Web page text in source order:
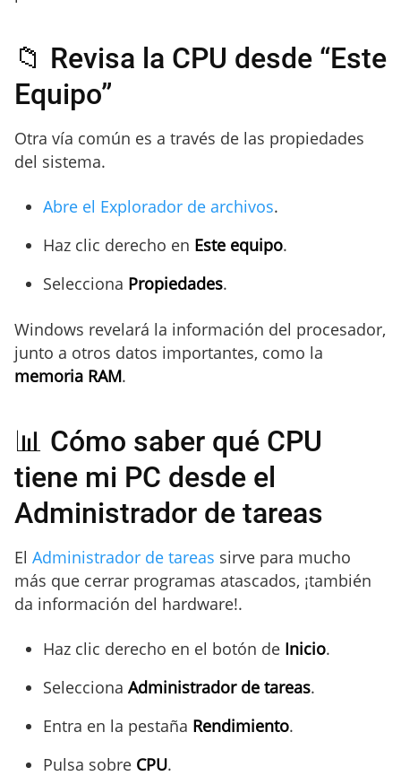
📁 Revisa la CPU desde “Este
Equipo”
Otra vía común es a través de las propiedades
del sistema.
Abre el Explorador de archivos.
Haz clic derecho en Este equipo.
Selecciona Propiedades.
Windows revelará la información del procesador,
junto a otros datos importantes, como la
memoria RAM.
📊 Cómo saber qué CPU
tiene mi PC desde el
Administrador de tareas
El Administrador de tareas sirve para mucho
más que cerrar programas atascados, ¡también
da información del hardware!.
Haz clic derecho en el botón de Inicio.
Selecciona Administrador de tareas.
Entra en la pestaña Rendimiento.
Pulsa sobre CPU.